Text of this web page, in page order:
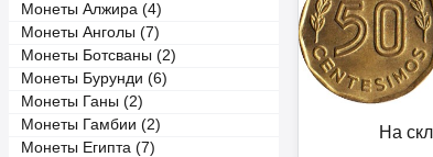
Монеты Алжира (4)
Монеты Анголы (7)
Монеты Ботсваны (2)
Монеты Бурунди (6)
Монеты Ганы (2)
Монеты Гамбии (2)
Монеты Египта (7)
На